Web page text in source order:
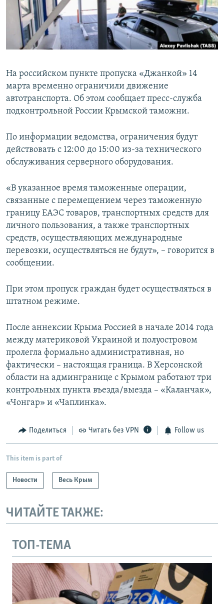
ПОБЕДИТЕЛЕЙ НЕ СУДЯТ?
КРЫМ.НЕПОКОРЕННЫЙ
ELIFBE
ПРИСОЕДИНЯЙТЕСЬ!
Все сайты RFE/RL
На российском пункте пропуска «Джанкой» 14
марта временно ограничили движение
автотранспорта. Об этом сообщает пресс-служба
подконтрольной России Крымской таможни.
По информации ведомства, ограничения будут
действовать с 12:00 до 15:00 из-за технического
обслуживания серверного оборудования.
«В указанное время таможенные операции,
связанные с перемещением через таможенную
границу ЕАЭС товаров, транспортных средств для
личного пользования, а также транспортных
средств, осуществляющих международные
перевозки, осуществляться не будут», – говорится в
сообщении.
При этом пропуск граждан будет осуществляться в
штатном режиме.
После аннексии Крыма Россией в начале 2014 года
между материковой Украиной и полуостровом
пролегла формально административная, но
фактически – настоящая граница. В Херсонской
области на админгранице с Крымом работают три
контрольных пункта въезда/выезда – «Каланчак»,
«Чонгар» и «Чаплинка».
Поделиться Читать без VPN Follow us
This item is part of
Новости Весь Крым
ЧИТАЙТЕ ТАКЖЕ:
ТОП-ТЕМА